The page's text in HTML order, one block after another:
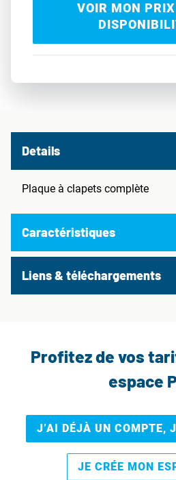
VOIR MON
Details
Plaque à clapets complète
Caractéristiques
Liens & téléchargements
Profitez de vos
espace
J’AI DÉJÀ UN COMPTE,
JE CRÉE MON